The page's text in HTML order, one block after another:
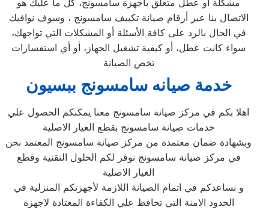
مشكلة أو عطل متعلق بأجهزة سامسونج، كل ما عليك هو
الاتصال بنا عبر أرقام صيانة تكييف سامسونج ، وسوف نوافيك
في الحال بالرد على كافة الأسئلة أو المشكلات التي تواجهك،
سواء كانت عطل، أو كيفية تشغيل الجهاز، أو أي استفسارات
تخص الصيانة
خدمة صيانه سامسونج ببسيون
اهلا بكم في مركز صيانة سامسونج معنا يمكنكم الحصول علي
خدمات صيانة سامسونج بقطع الغيار الاصلية
وبشهادة ضمان معتمدة من مركز صيانة سامسونج المعتمد نحن
في مركز صيانة سامسونج نوفر لكم الحلول التقنية وقطع
الغيار الاصلية
و نساعدكم في اتمام الصيانة اللازمة لأجهزتكم المنزلية في
الحدود الامنة التي تحافظ علي الكفاءة المعتادة لاجهزة